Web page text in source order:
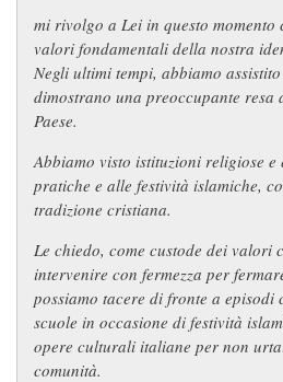
mi rivolgo a Lei in questo
valori fondamentali della nostra
Negli ultimi tempi, abbiamo
dimostrano una preoccupante resa
Paese.
Abbiamo visto istituzioni religiose e
pratiche e alle festività islamiche,
tradizione cristiana.
Le chiedo, come custode dei valori
intervenire con fermezza per
possiamo tacere di fronte a episodi
scuole in occasione di festività
opere culturali italiane per non
comunità.